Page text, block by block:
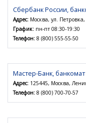
Сбербанк России,
Адрес: Москва, ул. Петровка,
График: пн-пт 08:30-19:30
Телефон: 8 (800) 555-55-50
Мастер-Банк, банкомат
Адрес: 125445, Москва,
Телефон: 8 (800) 700-70-57